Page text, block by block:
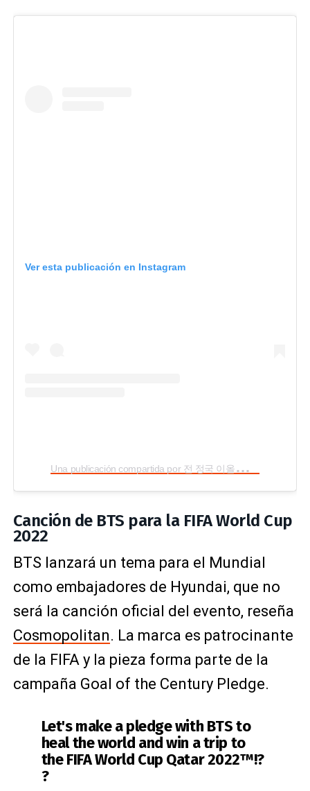
Ver esta publicación en Instagram
U
na publicación compartida por 전 정국 이올시다 (@jungkook.97)
Canción de BTS para la FIFA World Cup
2022
BTS lanzará un tema para el Mundial
como embajadores de Hyundai, que no
será la canción oficial del evento, reseña
Cosmopolitan. La marca es patrocinante
de la FIFA y la pieza forma parte de la
campaña Goal of the Century Pledge.
Let's make a pledge with BTS to
heal the world and win a trip to
the FIFA World Cup Qatar 2022™!?
?